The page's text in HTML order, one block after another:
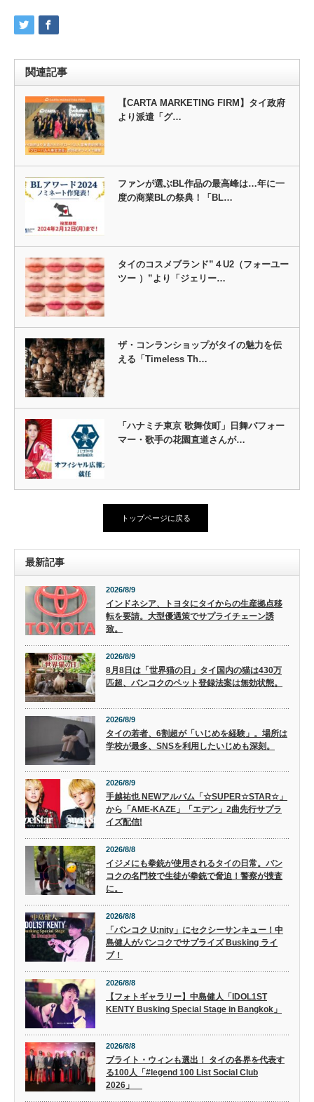
関連記事
【CARTA MARKETING FIRM】タイ政府
より派遣「グ…
ファンが選ぶBL作品の最高峰は…年に一
度の商業BLの祭典！「BL…
タイのコスメブランド”４U2（フォーユー
ツー ）”より「ジェリー…
ザ・コンランショップがタイの魅力を伝
える「Timeless Th…
「ハナミチ東京 歌舞伎町」日舞パフォー
マー・歌手の花園直道さんが…
トップページに戻る
最新記事
2026/8/9
インドネシア、トヨタにタイからの生産拠点移
転を要請。大型優遇策でサプライチェーン誘
致。
2026/8/9
8月8日は「世界猫の日」タイ国内の猫は430万
匹超、バンコクのペット登録法案は無効状態。
2026/8/9
タイの若者、6割超が「いじめを経験」。場所は
学校が最多、SNSを利用したいじめも深刻。
2026/8/9
手越祐也 NEWアルバム「☆SUPER☆STAR☆」
から「AME-KAZE」「エデン」2曲先行サプラ
イズ配信!
2026/8/8
イジメにも拳銃が使用されるタイの日常。バン
コクの名門校で生徒が拳銃で脅迫！警察が捜査
に。
2026/8/8
「バンコク U:nity」にセクシーサンキュー！中
島健人がバンコクでサプライズ Busking ライ
ブ！
2026/8/8
【フォトギャラリー】中島健人「IDOL1ST
KENTY Busking Special Stage in Bangkok」
2026/8/8
ブライト・ウィンも選出！ タイの各界を代表す
る100人「#legend 100 List Social Club
2026」